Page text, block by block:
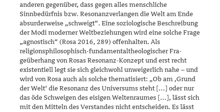
anderen gegenüber, dass gegen alles menschliche
Sinnbedürfnis bzw. Resonanzverlangen die Welt am Ende
absurder­weise „schweigt“. Eine soziologische Beschreibung
der Modi moderner Weltbeziehungen wird eine solche Frage
„agnostisch“ (Rosa 2016, 289) offenhalten. Als
religionsphilosophisch-fundamentaltheologischer Fra­
geüberhang von Rosas Resonanz-Konzept und erst recht
existentiell legt sie sich gleichwohl unweigerlich nahe – und
wird von Rosa auch als sol­che thematisiert: „Ob am ‚Grund
der Welt‘ die Resonanz des Univer­sums steht […] oder nur
das öde Schweigen des eisigen Weltenraumes […], lässt sich
mit den Mitteln des Verstandes nicht entscheiden. Es lässt